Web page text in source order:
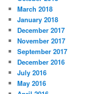
March 2018
January 2018
December 2017
November 2017
September 2017
December 2016
July 2016
May 2016